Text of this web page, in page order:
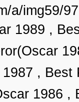
a/img59/
1989 ,
,
1986 ,